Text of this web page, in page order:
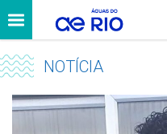
NOTÍCIA